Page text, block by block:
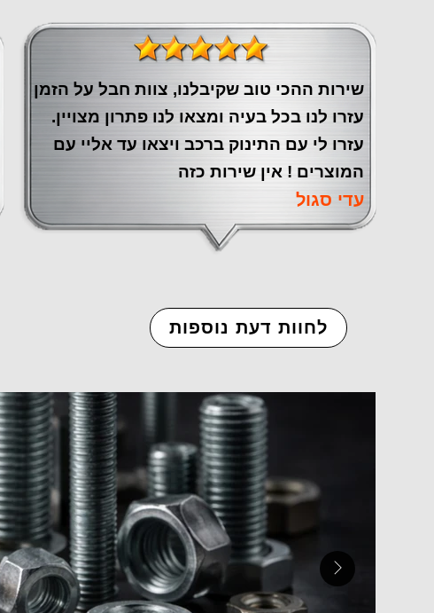
שירות ההכי טוב שקיבלנו, צוות חבל על הזמן
עזרו לנו בכל בעיה ומצאו לנו פתרון מצויין.
עזרו לי עם התינוק ברכב ויצאו עד אליי עם
המוצרים ! אין שירות כזה
עדי סגול
לחוות דעת נוספות